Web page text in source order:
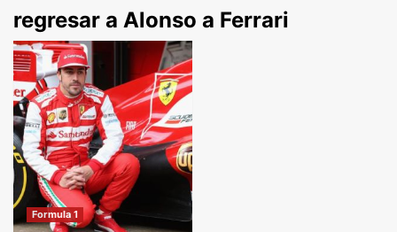
regresar a Alonso a Ferrari
Formula 1